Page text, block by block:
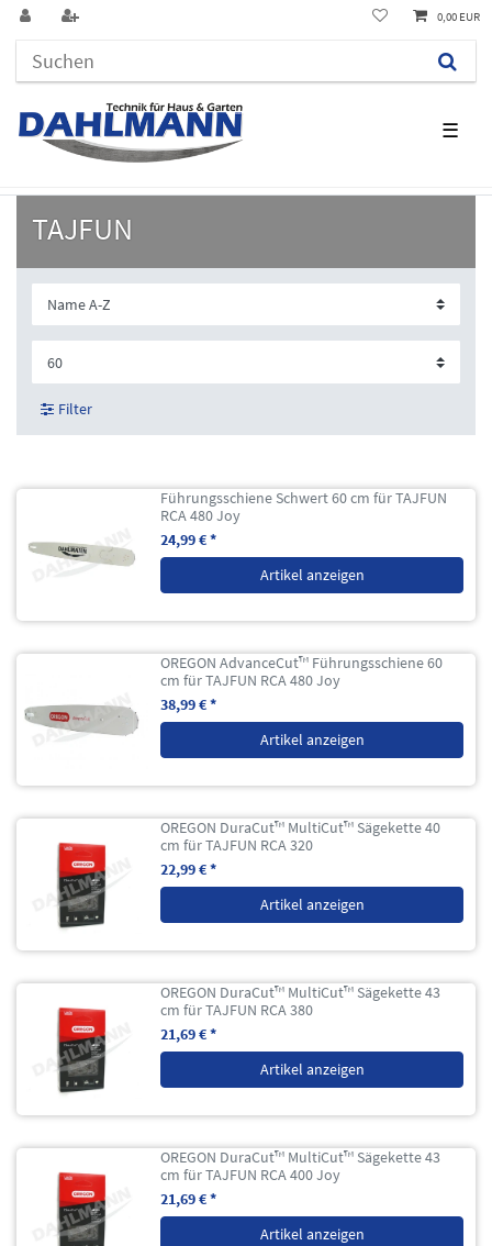
☰
0,00 EUR
TAJFUN
Filter
Führungsschiene Schwert 60 cm für TAJFUN
RCA 480 Joy
24,99 € *
Artikel anzeigen
OREGON AdvanceCut™ Führungsschiene 60
cm für TAJFUN RCA 480 Joy
38,99 € *
Artikel anzeigen
OREGON DuraCut™ MultiCut™ Sägekette 40
cm für TAJFUN RCA 320
22,99 € *
Artikel anzeigen
OREGON DuraCut™ MultiCut™ Sägekette 43
cm für TAJFUN RCA 380
21,69 € *
Artikel anzeigen
OREGON DuraCut™ MultiCut™ Sägekette 43
cm für TAJFUN RCA 400 Joy
21,69 € *
Artikel anzeigen